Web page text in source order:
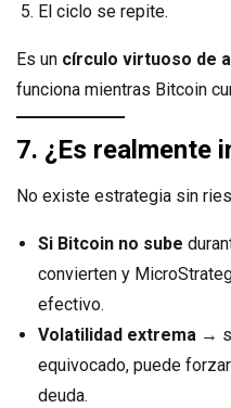
El ciclo se repite.
Es un círculo virtuoso de
funciona mientras Bitcoin
7. ¿Es realmente
No existe estrategia sin
Si Bitcoin no sube
convierten y
efectivo.
Volatilidad extrema →
equivocado, puede
deuda.